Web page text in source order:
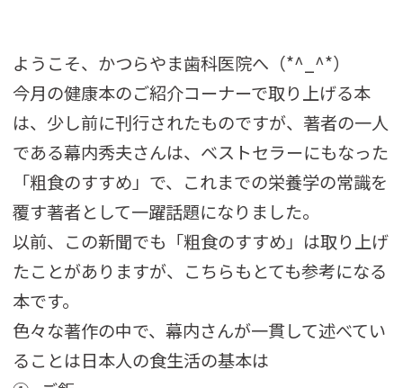
ようこそ、かつらやま歯科医院へ（*^_^*）
今月の健康本のご紹介コーナーで取り上げる本
は、少し前に刊行されたものですが、著者の一人
である幕内秀夫さんは、ベストセラーにもなった
「粗食のすすめ」で、これまでの栄養学の常識を
覆す著者として一躍話題になりました。
以前、この新聞でも「粗食のすすめ」は取り上げ
たことがありますが、こちらもとても参考になる
本です。
色々な著作の中で、幕内さんが一貫して述べてい
ることは日本人の食生活の基本は